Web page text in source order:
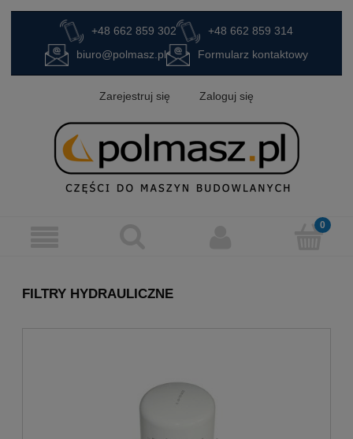
+48 662 859 302
+48 662 859 314
biuro@polmasz.pl
Formularz kontaktowy
Zarejestruj się Zaloguj się
FILTRY HYDRAULICZNE